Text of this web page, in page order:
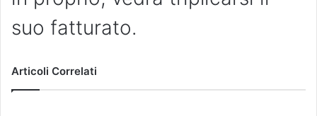
suo fatturato.
Articoli Correlati